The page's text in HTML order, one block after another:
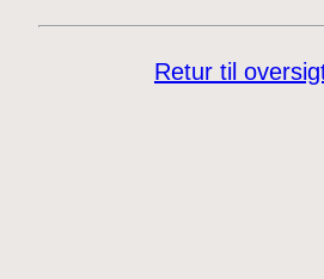
Retur til